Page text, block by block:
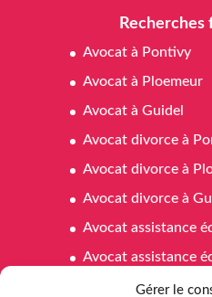
Gérer le
Avocat à Pontivy
Avocat à Ploemeur
Avocat à Guidel
Avocat divorce à
Avocat divorce à
Avocat divorce à
Avocat assistance
Avocat assistance
Avocat assistance